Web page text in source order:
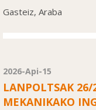
Gasteiz, Araba
2026-Api-15
LANPOLTSAK
MEKANIKAKO